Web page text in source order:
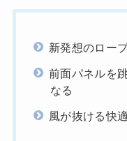
新発想のロー
前面パネルを
なる
風が抜ける快